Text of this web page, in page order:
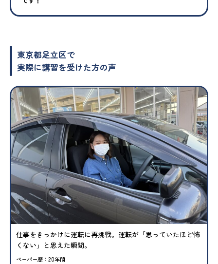
東京都足立区で
実際に講習を受けた方の声
仕事をきっかけに運転に再挑戦。運転が「思っていたほど怖
くない」と思えた瞬間。
ペーパー歴：20年間